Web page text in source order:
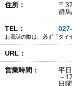
住所：
〒
群
TEL：
お電話の際は、必ず「タイ
URL：
営業時間：
平
～
日